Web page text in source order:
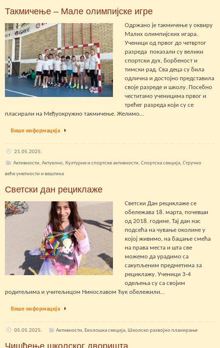
Такмичење – Мале олимпијске игре
Одржано је такмичење у оквиру
Малих олимпијских игара.
Ученици од првог до четвртог
разреда показали су велики
спортски дух, борбеност и
тимски рад. Сва деца су била
одлична и достојно представила
своје разреде и школу. Посебно
честитамо ученицима првог и
трећег разреда који су се
пласирали на Међуокружно такмичење. Желимо…
Више информација
21.05.2025.
Активности, Актуелно, Културне и спортске активности, Спортска секција, Стручно
веће уметности и вештина
Светски дан рециклаже
Светски Дан рециклаже се
обележава 18. марта, почевши
од 2018. године. Тај дан нас
подсећа на чување околине у
којој живимо, на бацање смећа
на права места и шта све
можемо да урадимо са
сакупљеним предметима за
рециклажу. Ученици 3-4
одељења су са својим
родитељима и учитељицом Нинославом Ћук обележили…
Више информација
05.05.2025. Активности,Еколошка секција,Школско развојно планирање
Чишћење школског дворишта